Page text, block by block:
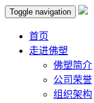
Toggle navigation
首页
走进佛塑
佛塑简介
公司荣誉
组织架构